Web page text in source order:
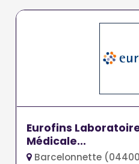
Eurofins
Médicale...
Barcelonnette